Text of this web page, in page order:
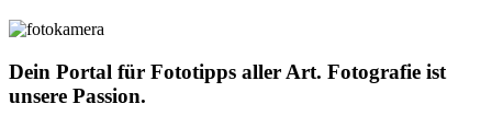
Dein Portal für Fototipps aller Art. Fotografie ist
unsere Passion.